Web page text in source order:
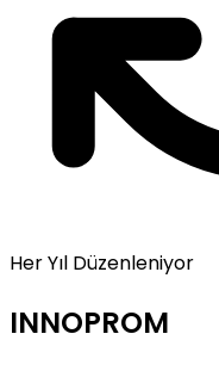
Her Yıl Düzenleniyor
INNOPROM